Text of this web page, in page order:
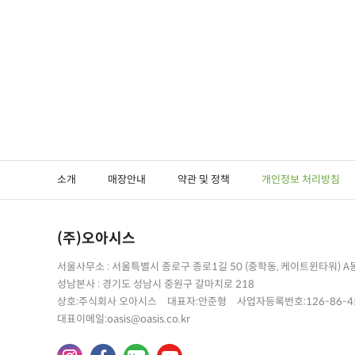
소개 매장안내 약관 및 정책 개인정보 처리방침
(주)오아시스
서울사무소 : 서울특별시 종로구 종로1길 50 (중학동, 케이트윈타워)
성남본사 : 경기도 성남시 중원구 갈마치로 218
상호:주식회사 오아시스
대표자:안준형
사업자등록번호:126-86-
대표이메일:oasis@oasis.co.kr